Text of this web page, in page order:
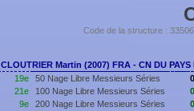
Code de la structure :
CLOUTRIER Martin (2007) FRA - CN DU PAYS
19e
50 Nage Libre Messieurs Séries
21e 100 Nage Libre Messieurs Séries
9e 200 Nage Libre Messieurs Séries